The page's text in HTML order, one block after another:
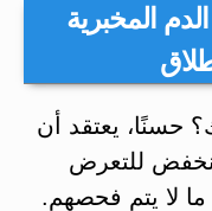
المخبرية
حسنًا، يعتقد أن
للتعرض
ما لا يتم فحصهم.